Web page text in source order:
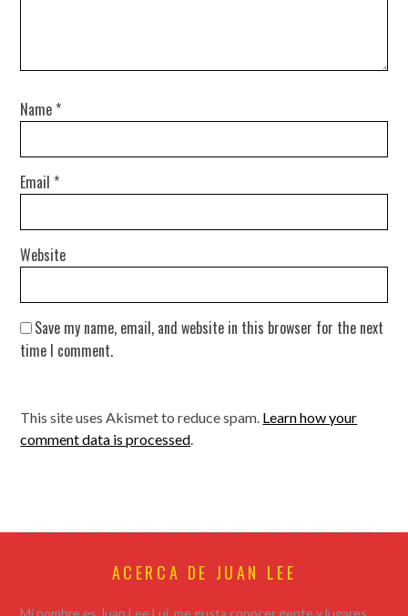
Name *
Email *
Website
Save my name, email, and website in this browser for the next
time I comment.
This site uses Akismet to reduce spam. Learn how your
comment data is processed.
ACERCA DE JUAN LEE
Mi nombre es Juan Lee Lui, me gusta conocer gente y lugares